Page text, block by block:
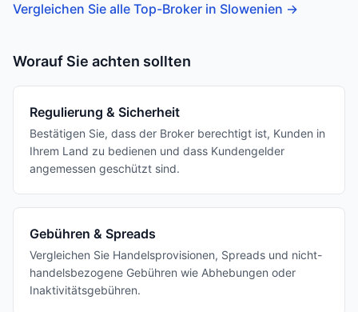
Vergleichen Sie alle Top-Broker in Slowenien →
Worauf Sie achten sollten
Regulierung & Sicherheit
Bestätigen Sie, dass der Broker berechtigt ist, Kunden in
Ihrem Land zu bedienen und dass Kundengelder
angemessen geschützt sind.
Gebühren & Spreads
Vergleichen Sie Handelsprovisionen, Spreads und nicht-
handelsbezogene Gebühren wie Abhebungen oder
Inaktivitätsgebühren.